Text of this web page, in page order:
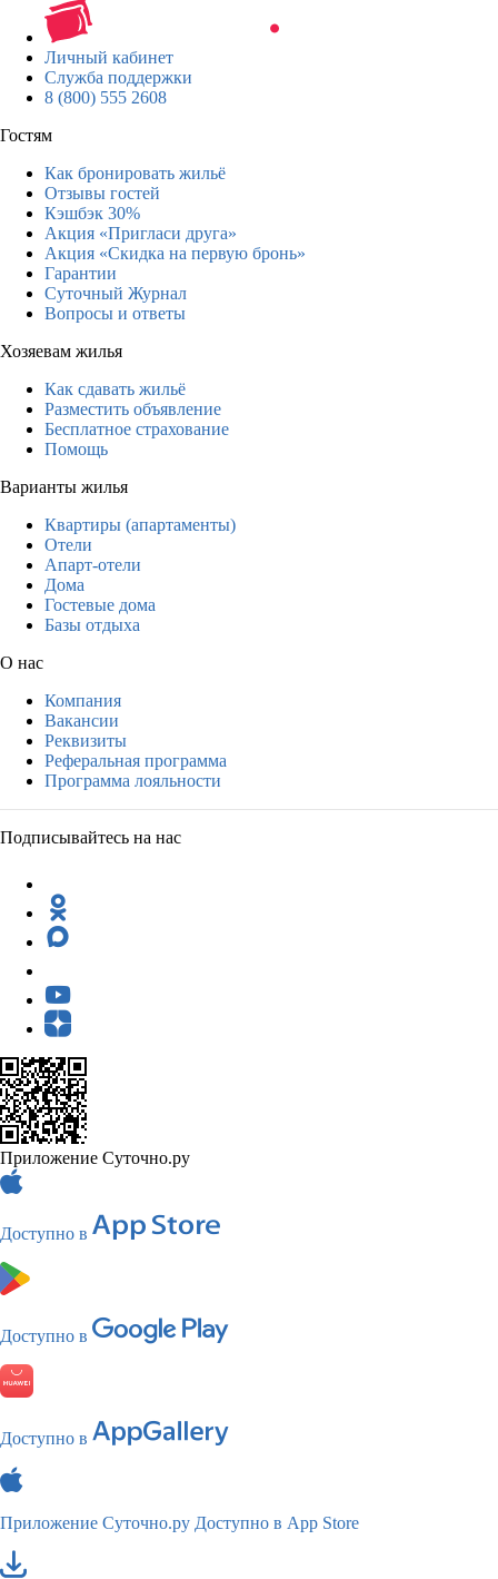
Личный кабинет
Служба поддержки
8 (800) 555 2608
Гостям
Как бронировать жильё
Отзывы гостей
Кэшбэк 30%
Акция «Пригласи друга»
Акция «Скидка на первую бронь»
Гарантии
Суточный Журнал
Вопросы и ответы
Хозяевам жилья
Как сдавать жильё
Разместить объявление
Бесплатное страхование
Помощь
Варианты жилья
Квартиры (апартаменты)
Отели
Апарт-отели
Дома
Гостевые дома
Базы отдыха
О нас
Компания
Вакансии
Реквизиты
Реферальная программа
Программа лояльности
Подписывайтесь на нас
Приложение Суточно.ру
Доступно в
Доступно в
Доступно в
Приложение Суточно.ру Доступно в App Store